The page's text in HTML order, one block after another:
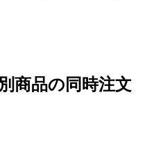
商品の同時注文